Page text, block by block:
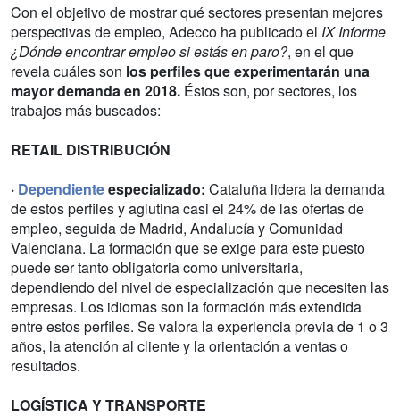
Con el objetivo de mostrar qué sectores presentan mejores
perspectivas de empleo, Adecco ha publicado el IX Informe
¿Dónde encontrar empleo si estás en paro?, en el que
revela cuáles son los perfiles que experimentarán una
mayor demanda en 2018. Éstos son, por sectores, los
trabajos más buscados:
RETAIL DISTRIBUCIÓN
· Dependienteespecializado: Cataluña lidera la demanda
de estos perfiles y aglutina casi el 24% de las ofertas de
empleo, seguida de Madrid, Andalucía y Comunidad
Valenciana. La formación que se exige para este puesto
puede ser tanto obligatoria como universitaria,
dependiendo del nivel de especialización que necesiten las
empresas. Los idiomas son la formación más extendida
entre estos perfiles. Se valora la experiencia previa de 1 o 3
años, la atención al cliente y la orientación a ventas o
resultados.
LOGÍSTICA Y TRANSPORTE